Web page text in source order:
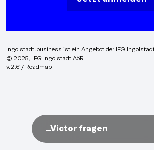
Ingolstadt.business ist ein Angebot der IFG
© 2025, IFG Ingolstadt AöR
v.2.6 / Roadmap